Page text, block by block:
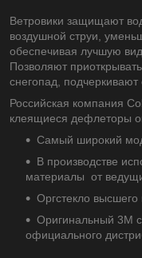
Ветровики защищают
воздушной струи,
обеспечивая лучшую
Позволяют
снегопад, подчеркивают
Российская компания
клеящиеся дефлеторы
Самый широкий
В производстве
материалы от
Оргстекло высшего
Оригинальный 3М
официального